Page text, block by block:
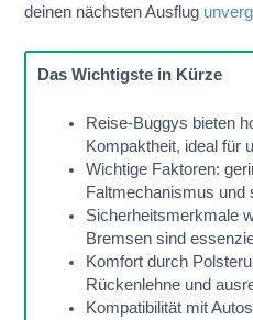
deinen nächsten Ausflug
Das Wichtigste in Kürze
Reise-Buggys bieten
Kompaktheit, ideal für
Wichtige Faktoren:
Faltmechanismus und
Sicherheitsmerkmale
Bremsen sind
Komfort durch
Rückenlehne und
Kompatibilität mit